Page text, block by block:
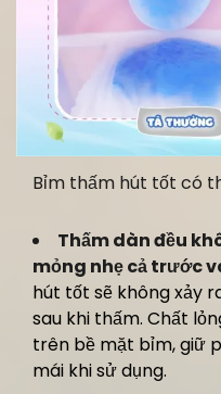
Bỉm thấm hút tốt có
Thấm dàn đều
mỏng nhẹ cả trước
hút tốt sẽ không xảy
sau khi thấm. Chất
trên bề mặt bỉm, giữ
mái khi sử dụng.